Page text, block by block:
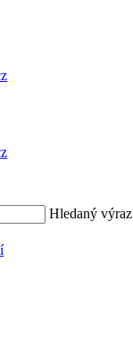
Hledaný výraz